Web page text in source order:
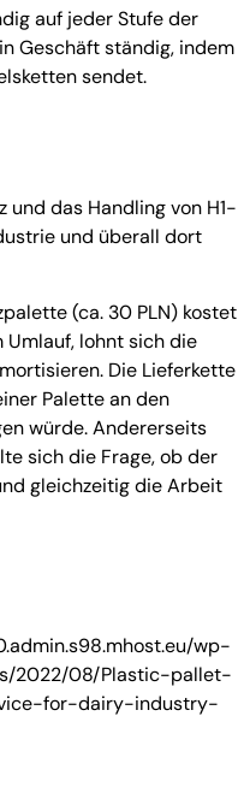
auf jeder Stufe der
Geschäft ständig, indem
sendet.
das Handling von H1-
und überall dort
(ca. 30 PLN) kostet
lohnt sich die
Die Lieferkette
Palette an den
würde. Andererseits
sich die Frage, ob der
gleichzeitig die Arbeit